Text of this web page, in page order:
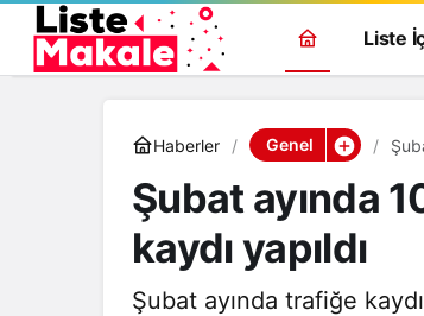
Liste
Haberler Genel
Şubat ayında
kaydı yapıldı
Şubat ayında trafiğe